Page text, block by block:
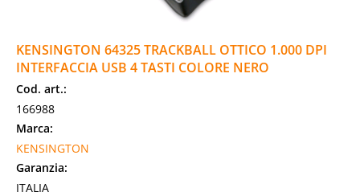
KENSINGTON 64325 TRACKBALL OTTICO 1.000 DPI
INTERFACCIA USB 4 TASTI COLORE NERO
Cod. art.:
166988
Marca:
KENSINGTON
Garanzia:
ITALIA